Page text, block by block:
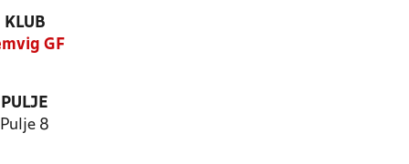
KLUB
GF
PULJE
Pulje 8